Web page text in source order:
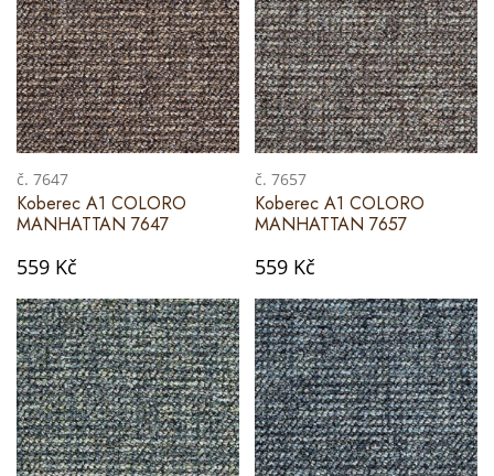
č. 7647
Koberec A1 COLORO
MANHATTAN 7647
559 Kč
č. 7657
Koberec A1 COLORO
MANHATTAN 7657
559 Kč